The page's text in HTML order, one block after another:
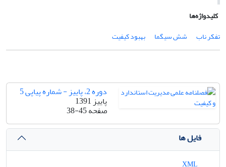
کلیدواژه‌ها
تفکر ناب
شش سیگما بهبود کیفیت
دوره 2، پاییز - شماره پیاپی 5
پاییز 1391
صفحه38-45
فایل ها